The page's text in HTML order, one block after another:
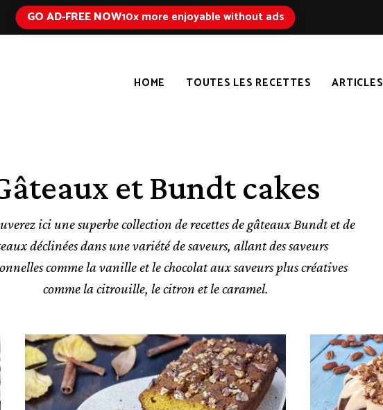
GO AD-FREE NOW10x more enjoyable without ads
HOME TOUTES LES RECETTES ARTICLES
et Bundt cakes
ici une superbe collection de recettes de gâteaux Bundt et de
déclinées dans une variété de saveurs, allant des saveurs
comme la vanille et le chocolat aux saveurs plus créatives
comme la citrouille, le citron et le caramel.